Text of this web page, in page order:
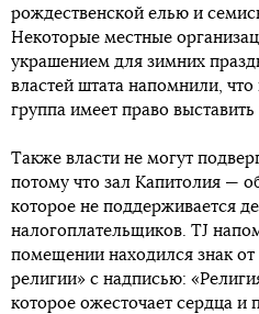
рождественской елью и
Некоторые местные
украшением для зимних
властей штата напомнили,
группа имеет право
Также власти не могут
потому что зал Капитолия —
которое не поддерживается
налогоплательщиков. TJ
помещении находился знак
религии» с надписью:
которое ожесточает сердца и